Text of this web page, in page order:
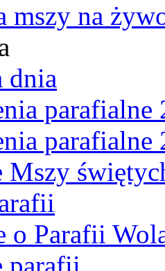
mszy na
dnia
parafialne
parafialne
Mszy
o Parafii